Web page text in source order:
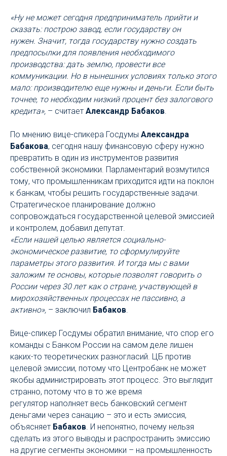
«Ну не может сегодня предприниматель прийти и
сказать: построю завод, если государству он
нужен. Значит, тогда государству нужно создать
предпосылки для появления необходимого
производства: дать землю, провести все
коммуникации. Но в нынешних условиях только этого
мало: производителю еще нужны и деньги. Если быть
точнее, то необходим низкий процент без залогового
кредита», – считает Александр Бабаков.
По мнению вице-спикера Госдумы Александра
Бабакова, сегодня нашу финансовую сферу нужно
превратить в один из инструментов развития
собственной экономики. Парламентарий возмутился
тому, что промышленникам приходится идти на поклон
к банкам, чтобы решить государственные задачи.
Стратегическое планирование должно
сопровождаться государственной целевой эмиссией
и контролем, добавил депутат.
«Если нашей целью является социально-
экономическое развитие, то сформулируйте
параметры этого развития. И тогда мы с вами
заложим те основы, которые позволят говорить о
России через 30 лет как о стране, участвующей в
мирохозяйственных процессах не пассивно, а
активно», – заключил Бабаков.
Вице-спикер Госдумы обратил внимание, что спор его
команды с Банком России на самом деле лишен
каких-то теоретических разногласий. ЦБ против
целевой эмиссии, потому что Центробанк не может
якобы администрировать этот процесс. Это выглядит
странно, потому что в то же время
регулятор наполняет весь банковский сегмент
деньгами через санацию – это и есть эмиссия,
объясняет Бабаков. И непонятно, почему нельзя
сделать из этого выводы и распространить эмиссию
на другие сегменты экономики – на промышленность